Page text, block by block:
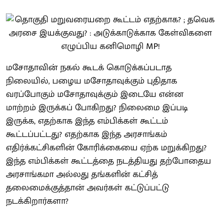
மசோதாவின் நகல் கூடக் கொடுக்கப்படாத
நிலையில், பழைய மசோதாவுக்கும் புதிதாக
வரப்போகும் மசோதாவுக்கும் இடையே என்ன
மாற்றம் இருக்கப் போகிறது? நிலைமை இப்படி
இருக்க, எதற்காக இந்த எம்பிக்கள் கூட்டம்
கூட்டப்பட்டது? எதற்காக இந்த அரசாங்கம்
எதிர்க்கட்சிகளின் கோரிக்கையை ஏற்க மறுக்கிறது?
இந்த எம்பிக்கள் கூட்டத்தை நடத்தியது தற்போதைய
அரசாங்கமா அல்லது தங்களின் கட்சித்
தலைமைக்குத்தான் அவர்கள் கட்டுப்பட்டு
நடக்கிறார்களா?